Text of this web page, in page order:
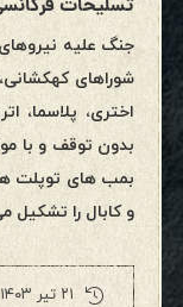
تسلیحات فرکانسی، و
جنگ علیه نیروهای
شوراهای
اختری، پلاسما،
بدون توقف و با
بمب های توپلت
و کابال را تشکیل
۲۱ تیر ۱۴۰۳